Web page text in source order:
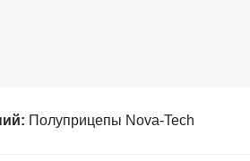
Полуприцепы Nova-Tech